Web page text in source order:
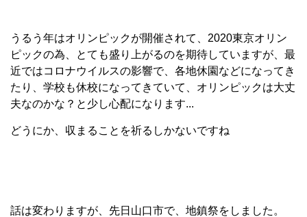
うるう年はオリンピックが開催されて、2020東京オリン
ピックの為、とても盛り上がるのを期待していますが、最
近ではコロナウイルスの影響で、各地休園などになってき
たり、学校も休校になってきていて、オリンピックは大丈
夫なのかな？と少し心配になります...
どうにか、収まることを祈るしかないですね
話は変わりますが、先日山口市で、地鎮祭をしました。